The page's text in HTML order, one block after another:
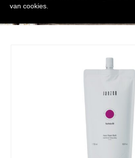
Shop
van cookies.